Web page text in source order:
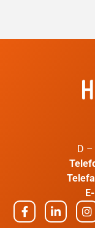
D –